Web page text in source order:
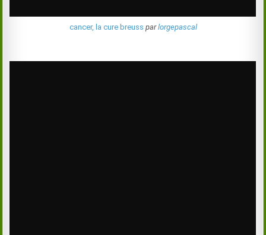
cancer, la cure breuss parlorgepascal